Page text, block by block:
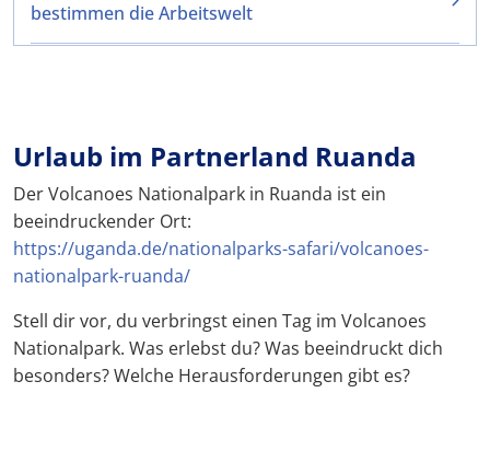
bestimmen die Arbeitswelt
Urlaub im Partnerland Ruanda
Der Volcanoes Nationalpark in Ruanda ist ein
beeindruckender Ort:
https://uganda.de/nationalparks-safari/volcanoes-
nationalpark-ruanda/
Stell dir vor, du verbringst einen Tag im Volcanoes
Nationalpark. Was erlebst du? Was beeindruckt dich
besonders? Welche Herausforderungen gibt es?